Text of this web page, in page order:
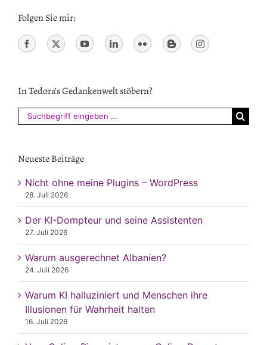
Folgen Sie mir:
In Tedora’s Gedankenwelt stöbern?
Suchen
nach:
Neueste Beiträge
Nicht ohne meine Plugins – WordPress
28. Juli 2026
Der KI-Dompteur und seine Assistenten
27. Juli 2026
Warum ausgerechnet Albanien?
24. Juli 2026
Warum KI halluziniert und Menschen ihre
Illusionen für Wahrheit halten
16. Juli 2026